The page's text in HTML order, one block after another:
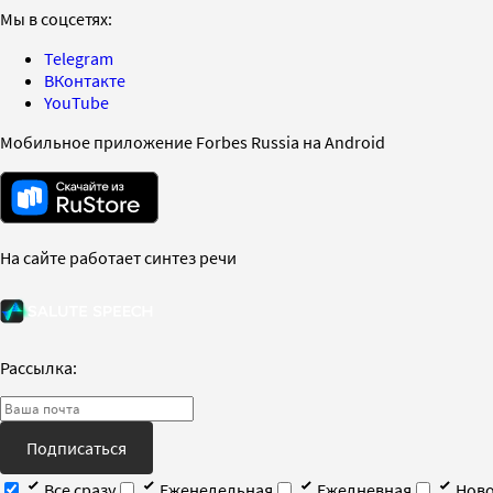
Мы в соцсетях:
Telegram
ВКонтакте
YouTube
Мобильное приложение Forbes Russia на Android
На сайте работает синтез речи
Рассылка:
Подписаться